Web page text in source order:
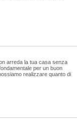
arreda la tua casa senza
per un buon
realizzare quanto di